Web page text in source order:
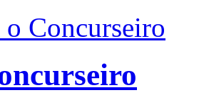
o Concurseiro